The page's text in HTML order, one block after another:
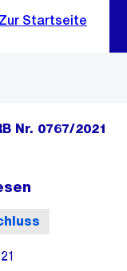
Breadcrumbs ein
Nr. 0767/2021